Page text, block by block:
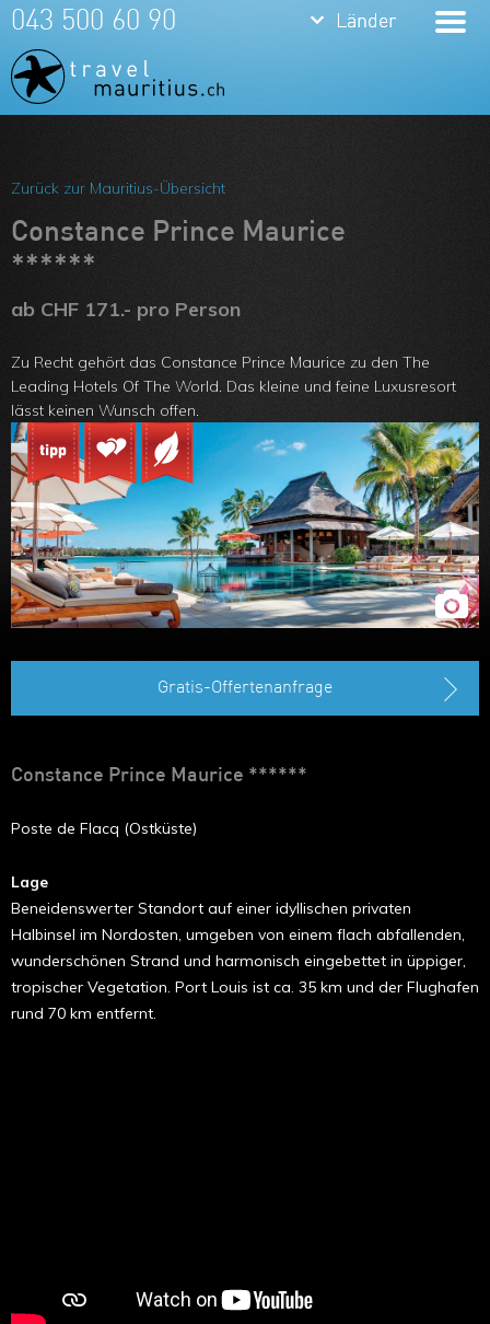
Über uns
ARVB
keyboard_arrow_down Länder
keyboard_arrow_down Länder
043 500 60 90
Zurück zur Mauritius-Übersicht
Constance Prince Maurice
******
ab CHF 171.- pro Person
Zu Recht gehört das Constance Prince Maurice zu den The
Leading Hotels Of The World. Das kleine und feine Luxusresort
lässt keinen Wunsch offen.
Gratis-Offertenanfrage
Constance Prince Maurice ******
Poste de Flacq (Ostküste)
Lage
Beneidenswerter Standort auf einer idyllischen privaten
Halbinsel im Nordosten, umgeben von einem flach abfallenden,
wunderschönen Strand und harmonisch eingebettet in üppiger,
tropischer Vegetation. Port Louis ist ca. 35 km und der Flughafen
rund 70 km entfernt.